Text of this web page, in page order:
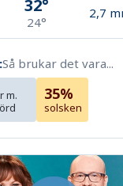
32°
24°
2,7
Så brukar det vara...
m.
35%
solsken